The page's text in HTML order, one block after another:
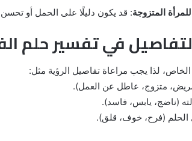
المتزوجة: قد يكون دليلًا على الحمل أو تحسن
في تفسير حلم
لذا يجب مراعاة تفاصيل الرؤية مثل:
متزوج، عاطل عن العمل).
(ناضج، يابس، فاسد).
الحلم (فرح، خوف، قلق).